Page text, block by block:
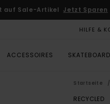
auf Sale-Artikel Jetzt Sparen
HILFE &
ACCESSOIRES
Startseite
RECYCLED